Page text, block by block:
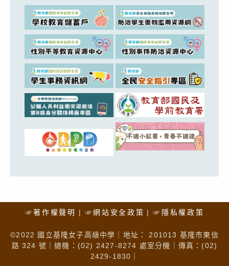
☞著作權聲明 ☞網站安全政策 ☞隱私權政策
©2022 國立基隆女子高級中學｜地址： 201013 基隆市東信
路 324 號｜總機：(02) 2427-8274 處室分機｜傳真：(02)
2429-1830｜